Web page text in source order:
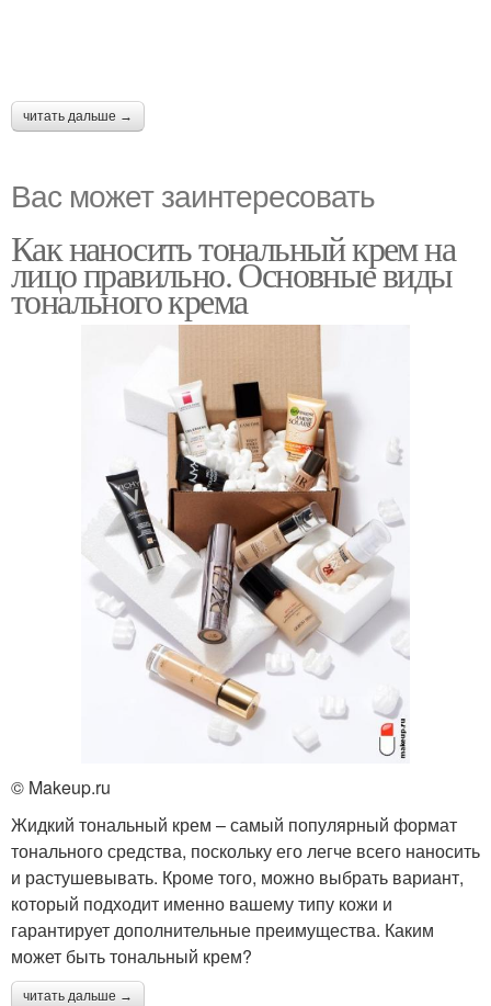
читать дальше →
Вас может заинтересовать
Как наносить тональный крем на
лицо правильно. Основные виды
тонального крема
© Makeup.ru
Жидкий тональный крем – самый популярный формат
тонального средства, поскольку его легче всего наносить
и растушевывать. Кроме того, можно выбрать вариант,
который подходит именно вашему типу кожи и
гарантирует дополнительные преимущества. Каким
может быть тональный крем?
читать дальше →